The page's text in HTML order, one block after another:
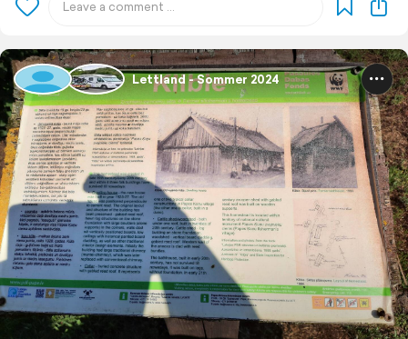
Lettland - Sommer 2024